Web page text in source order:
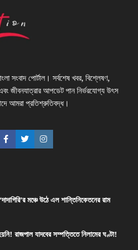
সংবাদ পোর্টাল। সর্বশেষ খবর, বিশ্লেষণ,
জীবনযাত্রার আপডেট পান নির্ভরযোগ্য উৎস
আমরা প্রতিশ্রুতিবদ্ধ।
মঞ্চে উঠে এল শান্তিনিকেতনের রাম
রাজপাল যাদবের সম্পত্তিতে নিলামের ঘণ্টা!